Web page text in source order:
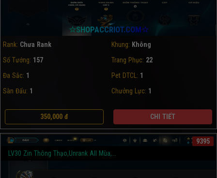
☆SHOPACCRIOT.COM☆
Rank: Chưa Rank Khung: Không
Số Tướng: 157 Trang Phục: 22
Đa Sắc: 1 Pet DTCL: 1
Sàn Đấu: 1 Chưởng Lực: 1
350,000 đ CHI TIẾT
LV30 Zin Thông Thạo,Unrank All Mùa,...
9395